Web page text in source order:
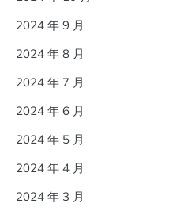
2024 年 9 月
2024 年 8 月
2024 年 7 月
2024 年 6 月
2024 年 5 月
2024 年 4 月
2024 年 3 月